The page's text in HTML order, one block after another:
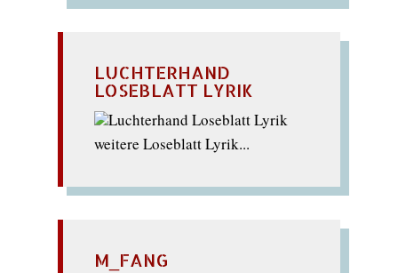
LUCHTERHAND
LOSEBLATT LYRIK
weitere Loseblatt Lyrik...
M_FANG